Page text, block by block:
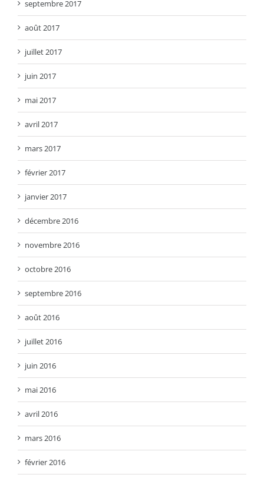
septembre 2017
août 2017
juillet 2017
juin 2017
mai 2017
avril 2017
mars 2017
février 2017
janvier 2017
décembre 2016
novembre 2016
octobre 2016
septembre 2016
août 2016
juillet 2016
juin 2016
mai 2016
avril 2016
mars 2016
février 2016